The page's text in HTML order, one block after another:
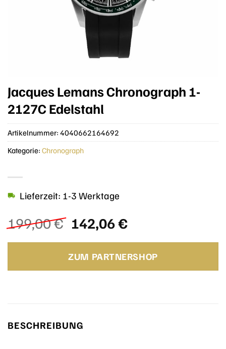
Jacques Lemans Chronograph 1-
2127C Edelstahl
199,00€ Ursprünglicher
Preis
war:
199,00 €
142,06€Aktueller
ist:
142,06 €.
Lieferzeit: 1-3 Werktage
ZUM PARTNERSHOP
Artikelnummer: 4040662164692
Kategorie: Chronograph
BESCHREIBUNG